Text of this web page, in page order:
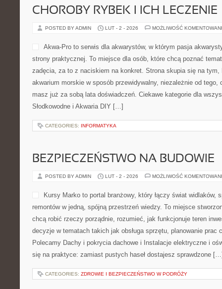
CHOROBY RYBEK I ICH LECZENIE
POSTED BY ADMIN LUT - 2 - 2026 MOŻLIWOŚĆ
Akwa-Pro to serwis dla akwarystów, w którym pasja
strony praktycznej. To miejsce dla osób, które chcą poznać
zadęcia, za to z naciskiem na konkret. Strona skupia się na tym,
akwarium morskie w sposób przewidywalny, niezależnie od
masz już za sobą lata doświadczeń. Ciekawe kategorie dla
Słodkowodne i Akwaria DIY […]
CATEGORIES: INFORMATYKA
BEZPIECZEŃSTWO NA BUDOWIE
POSTED BY ADMIN LUT - 2 - 2026 MOŻLIWOŚĆ
Kursy Marko to portal branżowy, który łączy świat widlaków,
remontów w jedną, spójną przestrzeń wiedzy. To miejsce
chcą robić rzeczy porządnie, rozumieć, jak funkcjonuje teren
decyzje w tematach takich jak obsługa sprzętu, planowanie prac
Polecamy Dachy i pokrycia dachowe i Instalacje elektryczne i
się na praktyce: zamiast pustych haseł dostajesz sprawdzone
CATEGORIES: ZDROWIE I BEZPIECZEŃSTWO W PODRÓŻY